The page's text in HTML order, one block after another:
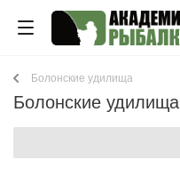
Болонские удилища
Болонские удилища